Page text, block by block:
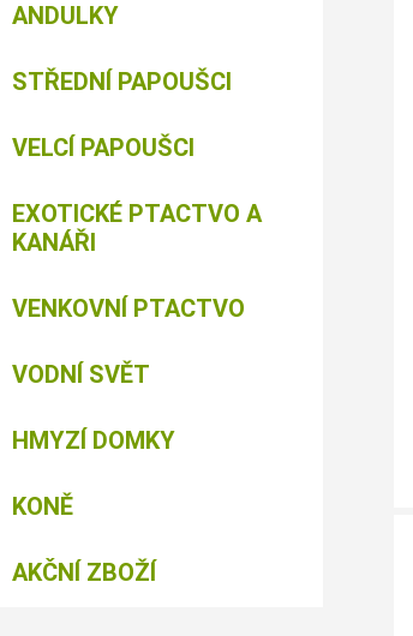
ANDULKY
STŘEDNÍ PAPOUŠCI
VELCÍ PAPOUŠCI
EXOTICKÉ PTACTVO A
KANÁŘI
VENKOVNÍ PTACTVO
VODNÍ SVĚT
HMYZÍ DOMKY
KONĚ
AKČNÍ ZBOŽÍ